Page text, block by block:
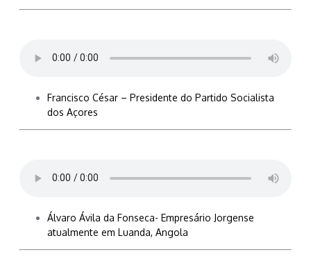
Francisco César – Presidente do Partido Socialista
dos Açores
Álvaro Ávila da Fonseca- Empresário Jorgense
atualmente em Luanda, Angola